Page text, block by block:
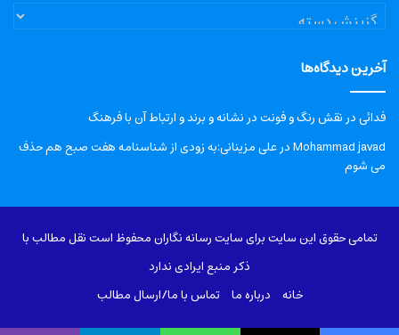
دسترسی
آسان
محتوا
آخرین دیدگاه‌ها
فدائیدرنقش رنگ و فونت در نشانه و برند و ارتباط آن با فرهنگ
Mohammad javadدرعلی مزینانی:به زودی از شناسنامه هفت صبح هم حذف
می شوم
تمامی حقوق این سایت برای سایت رسانه نگاران محفوظ است نقل مطالب با
ذکر منبع ایرادی ندارد
خانه
درباره‌ ما تماس با ما/ارسال مطالب